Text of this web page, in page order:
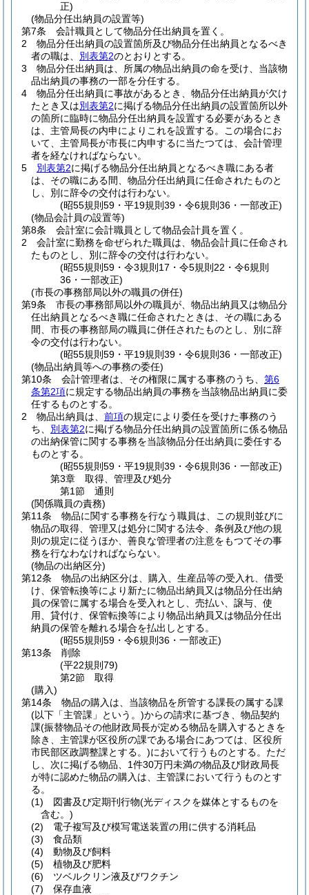
正)
(物品分任出納員の設置等)
第7条
会計職員として物品分任出納員を置く。
2
物品分任出納員の設置箇所及び物品分任出納員となるべき
者の職は、 別表第2のとおりとする。
3
物品分任出納員は、所属の物品出納員の命を受け、当該物
品出納員の事務の一部を分任する。
4
物品分任出納員に事故があるとき、物品分任出納員が欠け
たとき又は別表第2に掲げる物品分任出納員の設置箇所以外
の箇所に臨時に物品分任出納員を設置する必要があるとき
は、主管局長の内申によりこれを設置する。
この場合にお
いて、主管局長が市長に内申するに当たつては、会計管理
者を経なければならない。
5
別表第2に掲げる物品分任出納員となるべき職にある者
は、その職にある間、物品分任出納員に任命されたものと
し、別に辞令の交付は行わない。
(昭55規則59・平19規則39・令6規則36・一部改正)
(物品会計員の設置等)
第8条
会計室に会計職員として物品会計員を置く。
2
会計室に勤務を命ぜられた職員は、物品会計員に任命され
たものとし、別に辞令の交付は行わない。
(昭55規則59・令3規則17・令5規則22・令6規則
36・一部改正)
(市長の事務部局以外の職員の併任)
第9条
市長の事務部局以外の職員が、物品出納員又は物品分
任出納員となるべき職に任命されたときは、その職にある
間、市長の事務部局の職員に併任されたものとし、別に辞
令の交付は行わない。
(昭55規則59・平19規則39・令6規則36・一部改正)
(物品出納員等への事務の委任)
第10条
会計管理者は、その権限に属する事務のうち、 第6
条第2項に規定する物品出納員の事務を当該物品出納員に委
任するものとする。
2
物品出納員は、 前項の規定により委任を受けた事務のう
ち、 別表第2に掲げる物品分任出納員の設置箇所に係る物品
の出納保管に関する事務を当該物品分任出納員に委任する
ものとする。
(昭55規則59・平19規則39・令6規則36・一部改正)
第3章
取得、管理及び処分
第1節
通則
(関係職員の責務)
第11条
物品に関する事務を行なう職員は、この規則並びに
物品の取得、管理又は処分に関する法令、条例及び他の規
則の規定に従うほか、善良な管理者の注意をもつてその事
務を行なわなければならない。
(物品の出納区分)
第12条
物品の出納区分は、購入、生産品等の受入れ、借受
け、保管転換等により新たに物品出納員又は物品分任出納
員の保管に属する場合を受入れとし、売払い、譲与、使
用、貸付け、保管転換等により物品出納員又は物品分任出
納員の保管を離れる場合を払出しとする。
(昭55規則59・令6規則36・一部改正)
第13条
削除
(平22規則79)
第2節
取得
(購入)
第14条
物品の購入は、当該物品を所管する課長の属する課
(以下「主管課」という。)からの請求に基づき、物品契約
課(振替物品その他財政局長が定める物品を購入するときを
除き、主管課が区役所の課である場合にあつては、区役所
市民部区政調整課とする。)において行うものとする。 ただ
し、次に掲げる物品、1件30万円未満の物品及び財政局長
が特に認めた物品の購入は、主管課において行うものとす
る。
(1)
図書及び定期刊行物(光ディスクを媒体とするものを
含む。)
(2)
電子複写及び模写電送装置の用に供する消耗品
(3)
食品類
(4)
動物及び飼料
(5)
植物及び肥料
(6)
ツベルクリン液及びワクチン
(7)
保存血液